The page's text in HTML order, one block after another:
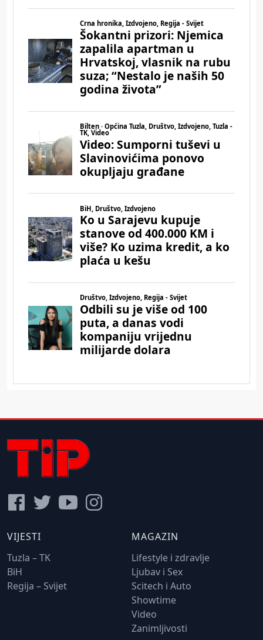
VIJESTI
Tuzla – TK
BiH
Regija – Svijet
MAGAZIN
Lifestyle i zdravlje
Ljubav i Sex
Scitech i Auto
Showtime
Video
Zanimljivosti